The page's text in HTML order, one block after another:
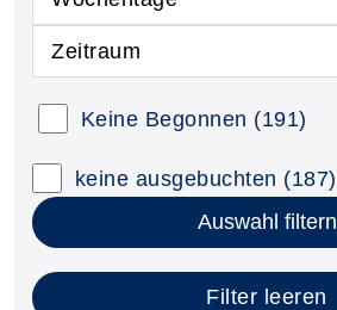
Zeitraum
Keine Begonnen (191)
keine ausgebuchten (187)
Auswahl filtern
Filter leeren